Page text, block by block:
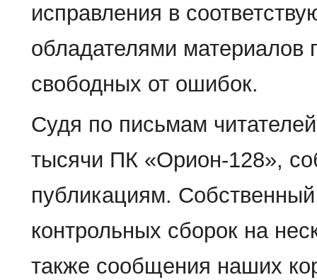
исправления в
обладателями
свободных от ошибок.
Судя по письмам
тысячи ПК «Орион-128»,
публикациям.
контрольных сборок на
также сообщения наших